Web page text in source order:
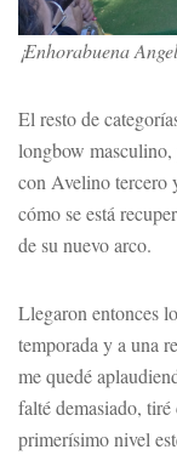
¡Enhorabuena
El resto de
longbow
con Avelino tercero
cómo se está
de su nuevo arco.
Llegaron entonces
temporada y a una
me quedé
falté demasiado,
primerísimo nivel